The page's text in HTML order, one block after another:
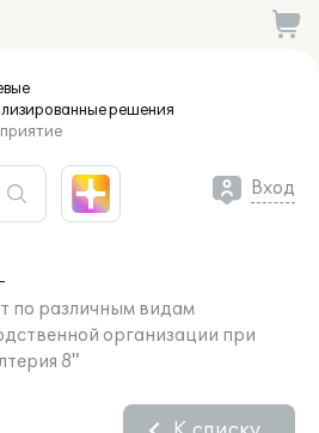
решения
Вход
по различным видам
организации при
8"